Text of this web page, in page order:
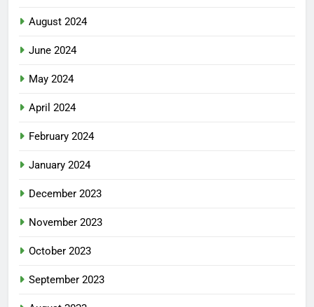
August 2024
June 2024
May 2024
April 2024
February 2024
January 2024
December 2023
November 2023
October 2023
September 2023